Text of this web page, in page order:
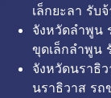
เล็กยะลา รับ
จังหวัดลำพูน
ขุดเล็กลำพูน
จังหวัดนราธิ
นราธิวาส รถ